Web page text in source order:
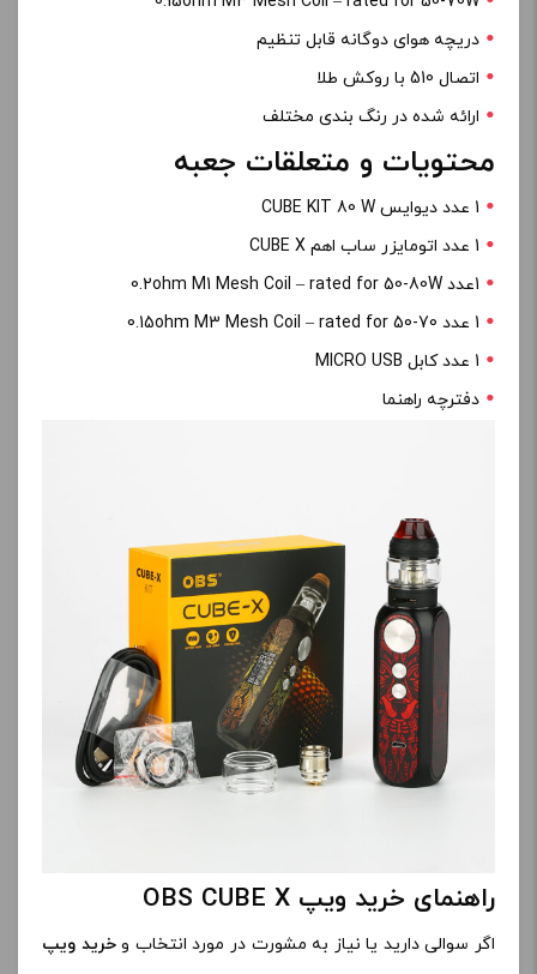
دریچه هوای دوگانه قابل تنظیم
اتصال 510 با روکش طلا
ارائه شده در رنگ بندی مختلف
محتویات و متعلقات جعبه
1 عدد دیوایس CUBE KIT 80 W
1 عدد اتومایزر ساب اهم CUBE X
1عدد 0.2ohm M1 Mesh Coil – rated for 50-80W
1 عدد 0.15ohm M3 Mesh Coil – rated for 50-70
1 عدد کابل MICRO USB
دفترچه راهنما
راهنمای خرید ویپ OBS CUBE X
اگر سوالی دارید یا نیاز به مشورت در مورد انتخاب وخرید ویپ